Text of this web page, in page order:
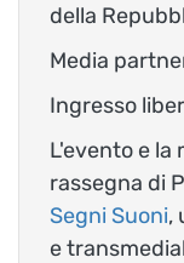
della
Media
Ingresso
L'evento e la
rassegna di
Segni Suoni,
e